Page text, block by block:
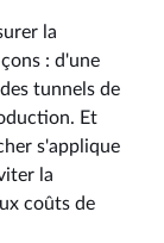
la
: d'une
tunnels de
Et
s'applique
la
coûts de